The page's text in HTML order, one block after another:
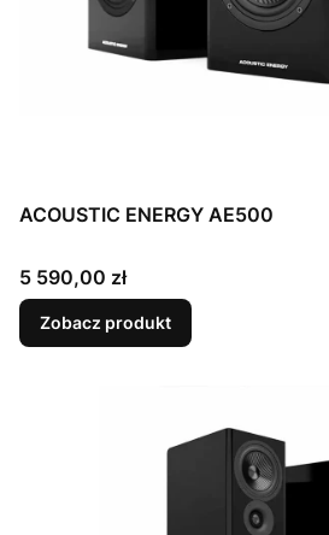
ACOUSTIC ENERGY AE500
Cena
5 590,00 zł
Zobacz produkt